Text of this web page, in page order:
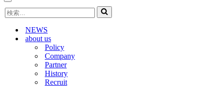
ゲ
シ
ョ
ナ
ビ
検
索...
NEWS
about us
Policy
Company
Partner
History
Recruit